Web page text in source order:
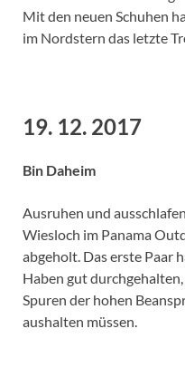
Mit den neuen Schuhen
im Nordstern das letzte
19. 12. 2017
Bin Daheim
Ausruhen und
Wiesloch im Panama
abgeholt. Das erste Paar
Haben gut
Spuren der hohen
aushalten müssen.